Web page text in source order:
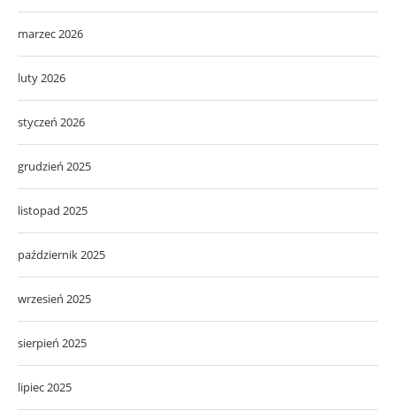
marzec 2026
luty 2026
styczeń 2026
grudzień 2025
listopad 2025
październik 2025
wrzesień 2025
sierpień 2025
lipiec 2025